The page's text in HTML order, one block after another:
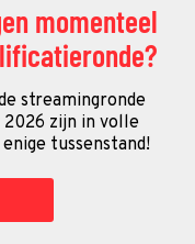
momenteel
streamingronde
2026 zijn in volle
tussenstand!